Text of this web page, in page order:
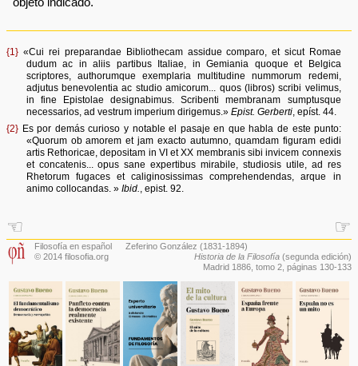
{1} «Cui rei preparandae Bibliothecam assidue comparo, et sicut Romae
dudum ac in aliis partibus Italiae, in Gemiania quoque et Belgica
scriptores, authorumque exemplaria multitudine nummorum redemi,
adjutus benevolentia ac studio amicorum... quos (libros) scribi velimus,
in fine Epistolae designabimus. Scribenti membranam sumptusque
necessarios, ad vestrum imperium dirigemus.» Epist. Gerberti, epíst. 44.
{2} Es por demás curioso y notable el pasaje en que habla de este punto:
«Quorum ob amorem et jam exacto autumno, quamdam figuram edidi
artis Rethoricae, depositam in VI et XX membranis sibi invicem connexis
et concatenis... opus sane expertibus mirabile, studiosis utile, ad res
Rhetorum fugaces et caliginosissimas comprehendendas, arque in
animo collocandas. » Ibid., epist. 92.
☜ ☞
Filosofía en español
© 2014 filosofia.org
Zeferino González (1831-1894)
Historia de la Filosofía(segunda edición)
Madrid 1886, tomo 2, páginas 130-133